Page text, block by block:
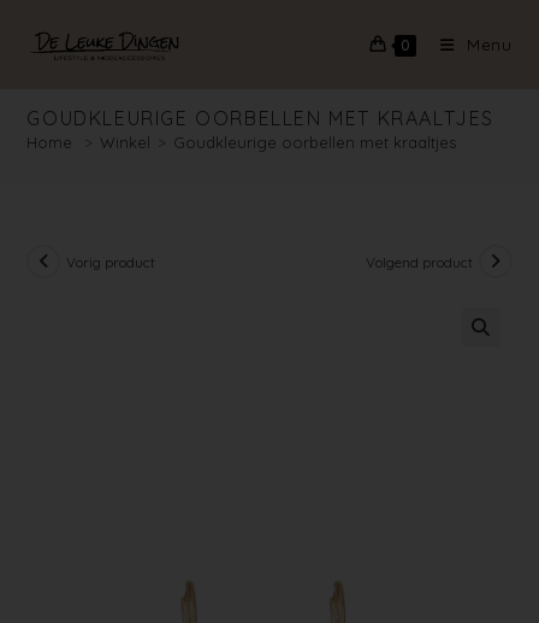
0 Menu
GOUDKLEURIGE OORBELLEN MET KRAALTJES
Home > Winkel > Goudkleurige oorbellen met kraaltjes
Vorig product Volgend product